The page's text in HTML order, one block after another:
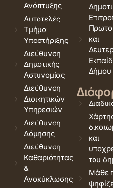
Ανάπτυξης
Αυτοτελές
Τμήμα
Υποστήριξης
Διεύθυνση
Δημοτικής
Αστυνομίας
Διεύθυνση
Διοικητικών
Υπηρεσιών
Διεύθυνση
Δόμησης
Διεύθυνση
Καθαριότητας
&
Ανακύκλωσης
και
και
του
Μάθε